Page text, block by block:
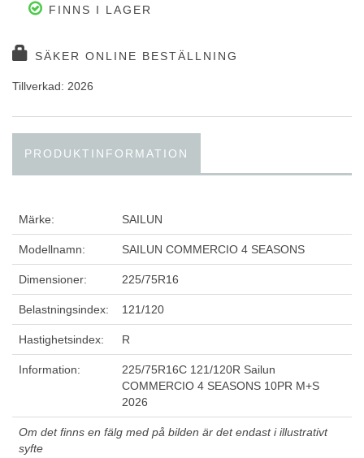
FINNS I LAGER
SÄKER ONLINE BESTÄLLNING
Tillverkad: 2026
PRODUKTINFORMATION
Märke: SAILUN
Modellnamn: SAILUN COMMERCIO 4 SEASONS
Dimensioner: 225/75R16
Belastningsindex: 121/120
Hastighetsindex: R
Information:
225/75R16C 121/120R Sailun
COMMERCIO 4 SEASONS 10PR M+S
2026
Om det finns en fälg med på bilden är det endast i illustrativt
syfte